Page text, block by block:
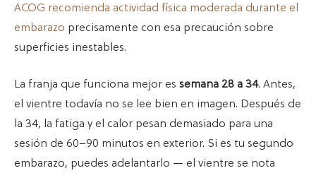
ACOG recomienda actividad física moderada durante el
embarazo precisamente con esa precaución sobre
superficies inestables.
La franja que funciona mejor es semana 28 a 34. Antes,
el vientre todavía no se lee bien en imagen. Después de
la 34, la fatiga y el calor pesan demasiado para una
sesión de 60–90 minutos en exterior. Si es tu segundo
embarazo, puedes adelantarlo — el vientre se nota